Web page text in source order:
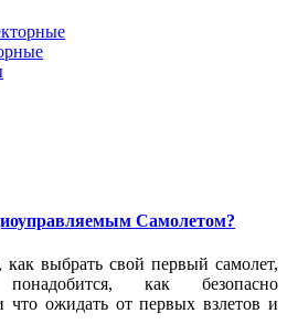
Самолетом?
выбрать свой первый самолет,
как безопасно
что ожидать от первых взлетов и